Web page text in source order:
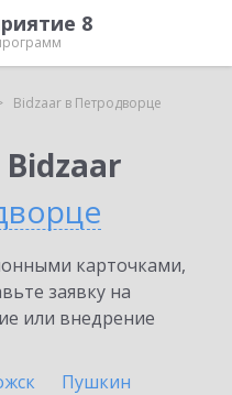
8
Bidzaar в Петродворце
карточками,
заявку на
или внедрение
Пушкин